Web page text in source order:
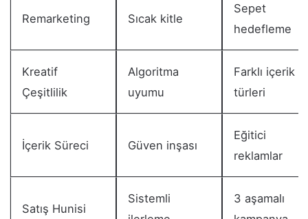
Remarketing Sıcak kitle
Sepet
hedefleme
Kreatif
Çeşitlilik
Algoritma
uyumu
Farklı içerik
türleri
İçerik Süreci Güven inşası
Eğitici
reklamlar
Satış Hunisi
Sistemli
3 aşamalı